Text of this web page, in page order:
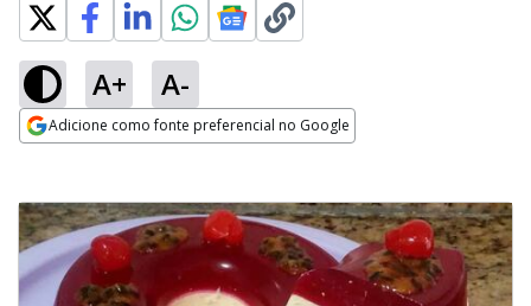
A+ A-
Adicione como fonte preferencial no Google